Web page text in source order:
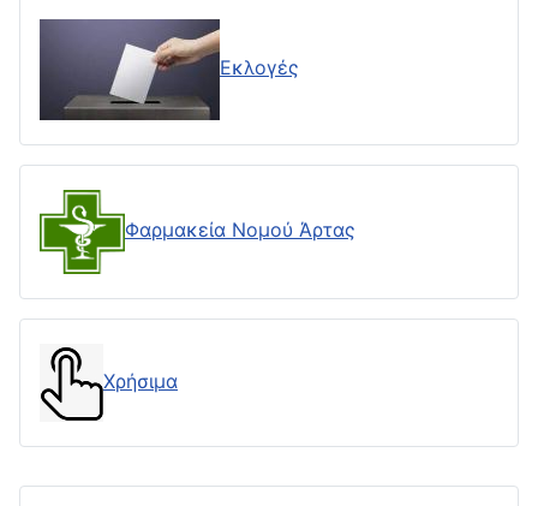
Εκλογές
Φαρμακεία Νομού Άρτας
Χρήσιμα